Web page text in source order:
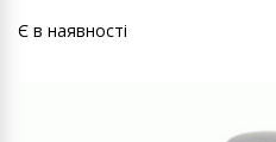
Є в наявності